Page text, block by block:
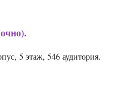
5 этаж, 546 аудитория.